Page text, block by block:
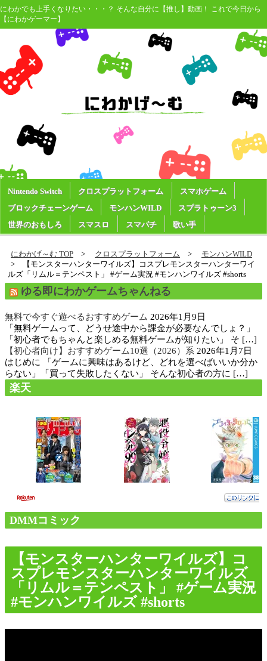
にわかでも上手くなりたい・・・？ そんな自分に【推し】動画！ これで今日から
【にわかゲーマー】
Nintendo Switch クロスプラットフォーム
スマホゲーム
ブロックチェーンゲーム
モンハンWILD
スプラトゥーン3
世界のおもしろ
スマスロ スマパチ 歌い手
にわかげ～む TOP クロスプラットフォーム
モンハンWILD
【モンスターハンターワイルズ】コスプレモンスターハンターワイ
ルズ「リムル＝テンペスト」 #ゲーム実況 #モンハンワイルズ #shorts
ゆる即にわかゲームちゃんねる
無料で今すぐ遊べるおすすめゲーム 2026年1月9日
「無料ゲームって、どうせ途中から課金が必要なんでしょ？」
「初心者でもちゃんと楽しめる無料ゲームが知りたい」 そ […]
【初心者向け】おすすめゲーム10選（2026）系 2026年1月7日
はじめに 「ゲームに興味はあるけど、どれを選べばいいか分か
らない」「買って失敗したくない」 そんな初心者の方に […]
楽天
DMMコミック
【モンスターハンターワイルズ】コ
スプレモンスターハンターワイルズ
「リムル＝テンペスト」 #ゲーム実況
#モンハンワイルズ #shorts